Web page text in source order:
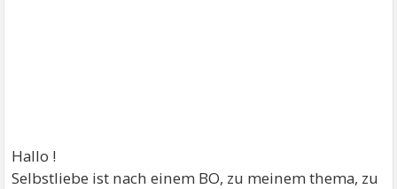
Hallo !
Selbstliebe ist nach einem BO, zu meinem thema, zu